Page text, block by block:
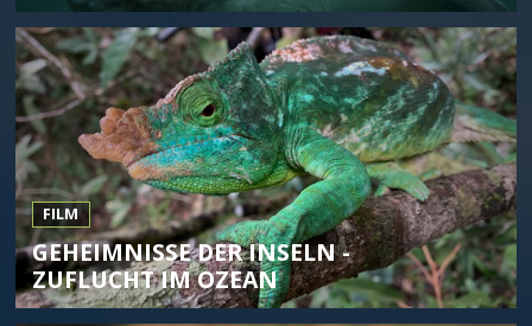
FILM
GEHEIMNISSE DER INSELN -
ZUFLUCHT IM OZEAN